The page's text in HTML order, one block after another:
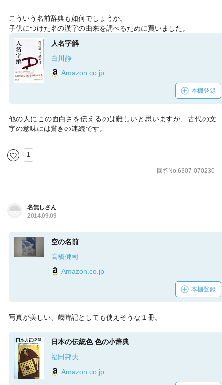
こういう名前辞典も如何でしょうか。
子供につけた名の漢字の由来を調べるために買いました。
人名字解
白川静
Amazon.co.jp
本棚登録
他の人にこの面白さを伝えるのは難しいと思いますが、古代の文
字の意味には驚きの連続です。
1
回答No.6307-070230
名無しさん
2014.09.09
空の名前
高橋健司
Amazon.co.jp
本棚登録
写真が美しい、歳時記としても使えそうな１冊。
日本の伝統色 色の小辞典
福田邦夫
Amazon.co.jp